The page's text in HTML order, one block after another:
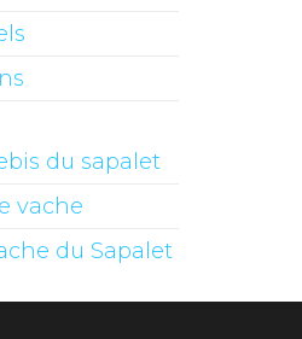
du sapalet
vache
du Sapalet